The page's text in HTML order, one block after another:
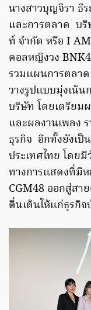
นางสาวบุญจิรา ธี
และการตลาด บริ
ท์ จำกัด หรือ I
ดอลหญิงวง
รวมแผนการตลา
วางรูปแบบมุ่งเน้
บริษัท โดยเตรีย
และผลงานเพลง
ธุรกิจ อีกทั้งยังเป็
ประเทศไทย โดย
ทางการแสดงที่มี
CGM48 ออกสู่สา
ตื่นเต้นให้แก่ธุรกิจ